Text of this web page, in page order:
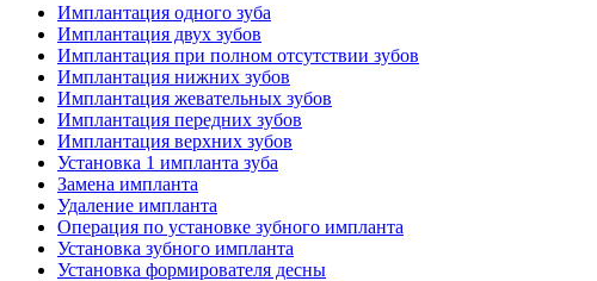
Имплантация одного зуба
Имплантация двух зубов
Имплантация при полном отсутствии зубов
Имплантация нижних зубов
Имплантация жевательных зубов
Имплантация передних зубов
Имплантация верхних зубов
Установка 1 импланта зуба
Замена импланта
Удаление импланта
Операция по установке зубного импланта
Установка зубного импланта
Установка формирователя десны